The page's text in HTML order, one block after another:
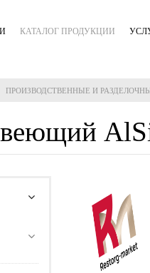
КАТАЛОГ ПРОДУКЦИИ
ПРОИЗВОДСТВЕННЫЕ И